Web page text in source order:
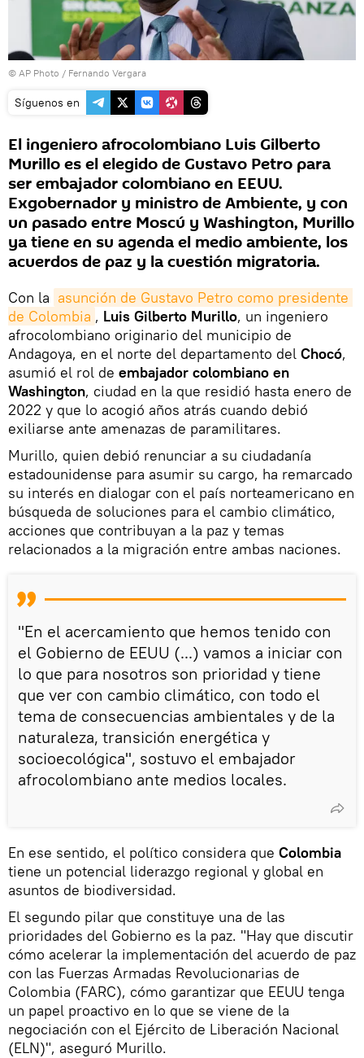
© AP Photo / Fernando Vergara
Síguenos en
El ingeniero afrocolombiano Luis Gilberto
Murillo es el elegido de Gustavo Petro para
ser embajador colombiano en EEUU.
Exgobernador y ministro de Ambiente, y con
un pasado entre Moscú y Washington, Murillo
ya tiene en su agenda el medio ambiente, los
acuerdos de paz y la cuestión migratoria.
Con la asunción de Gustavo Petro como presidente
de Colombia , Luis Gilberto Murillo, un ingeniero
afrocolombiano originario del municipio de
Andagoya, en el norte del departamento del Chocó,
asumió el rol de embajador colombiano en
Washington, ciudad en la que residió hasta enero de
2022 y que lo acogió años atrás cuando debió
exiliarse ante amenazas de paramilitares.
Murillo, quien debió renunciar a su ciudadanía
estadounidense para asumir su cargo, ha remarcado
su interés en dialogar con el país norteamericano en
búsqueda de soluciones para el cambio climático,
acciones que contribuyan a la paz y temas
relacionados a la migración entre ambas naciones.
"En el acercamiento que hemos tenido con
el Gobierno de EEUU (...) vamos a iniciar con
lo que para nosotros son prioridad y tiene
que ver con cambio climático, con todo el
tema de consecuencias ambientales y de la
naturaleza, transición energética y
socioecológica", sostuvo el embajador
afrocolombiano ante medios locales.
En ese sentido, el político considera que Colombia
tiene un potencial liderazgo regional y global en
asuntos de biodiversidad.
El segundo pilar que constituye una de las
prioridades del Gobierno es la paz. "Hay que discutir
cómo acelerar la implementación del acuerdo de paz
con las Fuerzas Armadas Revolucionarias de
Colombia (FARC), cómo garantizar que EEUU tenga
un papel proactivo en lo que se viene de la
negociación con el Ejército de Liberación Nacional
(ELN)", aseguró Murillo.